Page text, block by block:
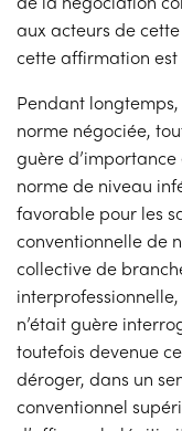
aux acteurs de
cette affirmation
Pendant
norme négociée,
guère
norme de niveau
favorable pour les
conventionnelle de
collective de
n’était guère
toutefois devenue
déroger, dans un
conventionnel